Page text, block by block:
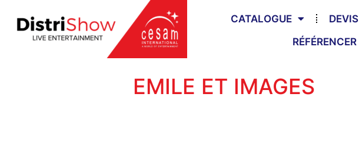
CATALOGUE DEVIS
RÉFÉRENCER
EMILE ET IMAGES